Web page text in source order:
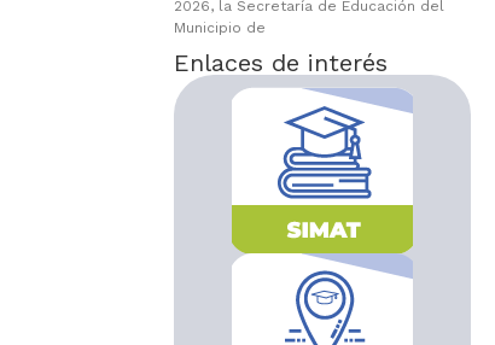
2026, la Secretaría de Educación del
Municipio de
Enlaces de interés